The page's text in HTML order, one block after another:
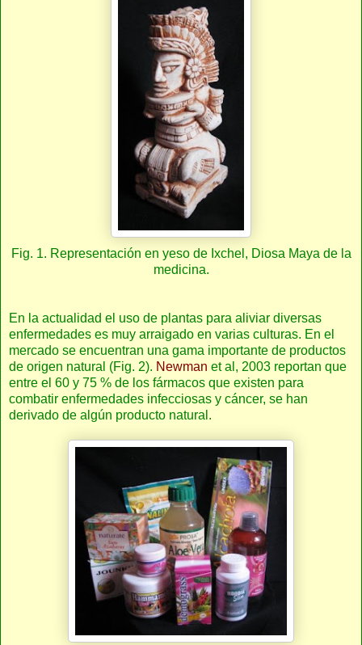
Fig. 1. Representación en yeso de Ixchel, Diosa Maya de la
medicina.
En la actualidad el uso de plantas para aliviar diversas
enfermedades es muy arraigado en varias culturas. En el
mercado se encuentran una gama importante de productos
de origen natural (Fig. 2). Newman et al, 2003 reportan que
entre el 60 y 75 % de los fármacos que existen para
combatir enfermedades infecciosas y cáncer, se han
derivado de algún producto natural.